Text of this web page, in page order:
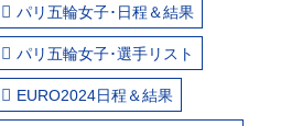
パリ五輪女子･日程＆結果
パリ五輪女子･選手リスト
EURO2024日程＆結果